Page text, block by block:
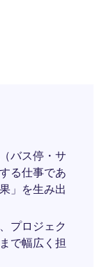
バス停・サ
る仕事であ
」を生み出
プロジェク
で幅広く担